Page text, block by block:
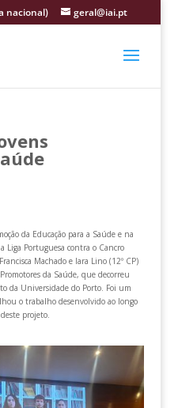
nacional) geral@iai.pt
da Educação para a Saúde e na
Liga Portuguesa contra o Cancro
Machado e Iara Lino (12º CP)
da Saúde, que decorreu
da Universidade do Porto. Foi um
o trabalho desenvolvido ao longo
projeto.